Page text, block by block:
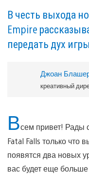
В честь выхода
Empire
передать дух
Джоан
креативный
Всем привет! Рады
Fatal Falls только что
появятся два новых
вас будет еще